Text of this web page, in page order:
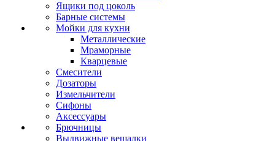
Ящики под цоколь
Барные системы
Мойки для кухни
Металлические
Мраморные
Кварцевые
Смесители
Дозаторы
Измельчители
Сифоны
Аксессуары
Брючницы
Выдвижные вешалки